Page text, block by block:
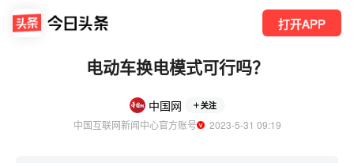
打开APP
电动车换电模式可行吗？
中国网 关注
中国互联网新闻中心官方账号
  2023-5-31 09:19